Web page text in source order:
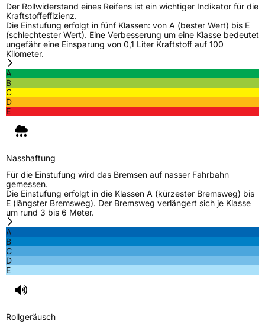
3PMSF / Schneeflockensymbol / Alpine-Symbol Nein
EPREL ID2165490
Allgemeine Produktsicherheit (GPSR)
HerstellerkontaktMANUFACTURE FRANCAISE DES
PNEUMATIQUES MICHELIN, place des
Carmes-Déchaux 23 63000 Clermont-
Der Rollwiderstand eines Reifens ist ein wichtiger Indikator für die
Kraftstoffeffizienz.
Die Einstufung erfolgt in fünf Klassen: von A (bester Wert) bis E
(schlechtester Wert). Eine Verbesserung um eine Klasse bedeutet
ungefähr eine Einsparung von 0,1 Liter Kraftstoff auf 100
Kilometer.
A
B
C
D
E
Nasshaftung
Für die Einstufung wird das Bremsen auf nasser Fahrbahn
gemessen.
Die Einstufung erfolgt in die Klassen A (kürzester Bremsweg) bis
E (längster Bremsweg). Der Bremsweg verlängert sich je Klasse
um rund 3 bis 6 Meter.
A
B
C
D
E
Rollgeräusch